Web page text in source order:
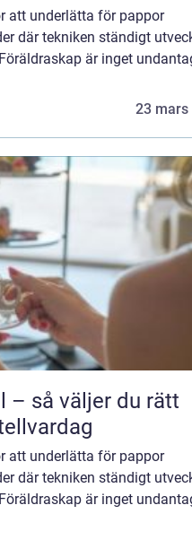
att underlätta för pappor
där tekniken ständigt
är inget
23 mars
att underlätta för pappor
där tekniken ständigt
är inget